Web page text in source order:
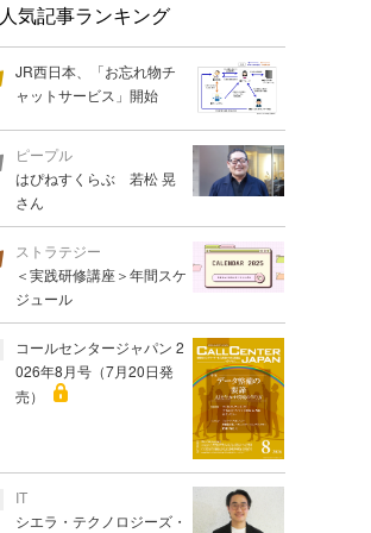
人気記事ランキング
JR西日本、「お忘れ物チ
ャットサービス」開始
ピープル
はぴねすくらぶ 若松 晃
さん
ストラテジー
＜実践研修講座＞年間スケ
ジュール
コールセンタージャパン 2
026年8月号（7月20日発
売）
IT
シエラ・テクノロジーズ・